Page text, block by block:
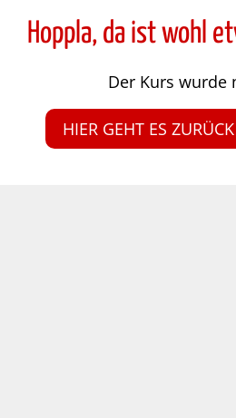
Hoppla, da ist wohl
Der Kurs wurde
HIER GEHT ES